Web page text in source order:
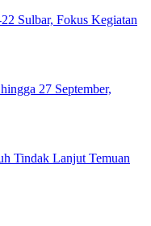
Sulbar, Fokus Kegiatan
27 September,
Tindak Lanjut Temuan